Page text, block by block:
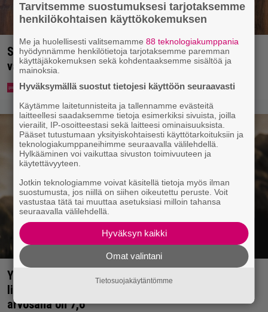
Syötkö perunoita näin? Tutkijat löysivät yhteyden
vakavaan kansansairauteen
Yöllä tv:ssä: Sotaelokuvan näyttelijät kasvattivat
lihakset nopeasti erikoisella kikalla – IMDb-
arvosana on 7,6
Tarvitsemme suostumuksesi tarjotaksemme
henkilökohtaisen käyttökokemuksen
Me ja huolellisesti valitsemamme88 teknologiakumppania
hyödynnämme henkilötietoja tarjotaksemme paremman
käyttäjäkokemuksen sekä kohdentaaksemme sisältöä ja
mainoksia.
Hyväksymällä suostut tietojesi käyttöön seuraavasti
Käytämme laitetunnisteita ja tallennamme evästeitä
laitteellesi saadaksemme tietoja esimerkiksi sivuista, joilla
vierailit, IP-osoitteestasi sekä laitteesi ominaisuuksista.
Pääset tutustumaan yksityiskohtaisesti käyttötarkoituksiin ja
teknologiakumppaneihimme seuraavalla välilehdellä.
Hylkääminen voi vaikuttaa sivuston toimivuuteen ja
käytettävyyteen.
Jotkin teknologiamme voivat käsitellä tietoja myös ilman
suostumusta, jos niillä on siihen oikeutettu peruste. Voit
vastustaa tätä tai muuttaa asetuksiasi milloin tahansa
seuraavalla välilehdellä.
Hyväksyn kaikki
Omat valintani
Tietosuojakäytäntömme